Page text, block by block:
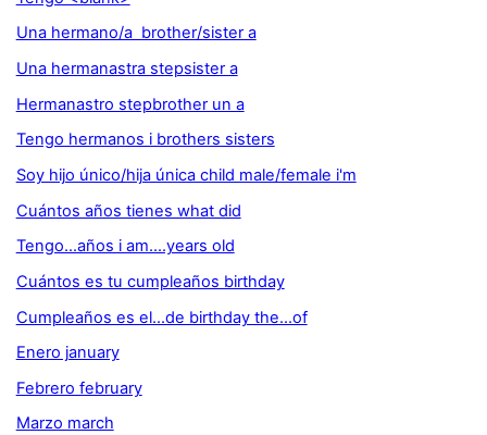
Una hermano/a brother/sister a
Una hermanastra stepsister a
Hermanastro stepbrother un a
Tengo hermanos i brothers sisters
Soy hijo único/hija única child male/female i'm
Cuántos años tienes what did
Tengo...años i am....years old
Cuántos es tu cumpleaños birthday
Cumpleaños es el...de birthday the...of
Enero january
Febrero february
Marzo march